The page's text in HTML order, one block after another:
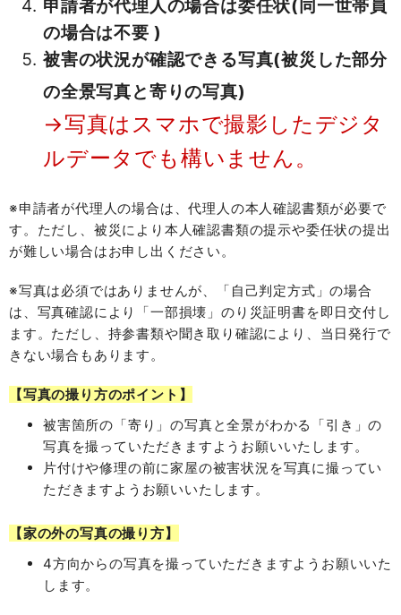
申請者が代理人の場合は委任状(同一世帯員
の場合は不要 )
被害の状況が確認できる写真(被災した部分
の全景写真と寄りの写真)
→写真はスマホで撮影したデジタ
ルデータでも構いません。
※申請者が代理人の場合は、代理人の本人確認書類が必要で
す。ただし、被災により本人確認書類の提示や委任状の提出
が難しい場合はお申し出ください。
※写真は必須ではありませんが、「自己判定方式」の場合
は、写真確認により「一部損壊」のり災証明書を即日交付し
ます。ただし、持参書類や聞き取り確認により、当日発行で
きない場合もあります。
【写真の撮り方のポイント】
被害箇所の「寄り」の写真と全景がわかる「引き」の
写真を撮っていただきますようお願いいたします。
片付けや修理の前に家屋の被害状況を写真に撮ってい
ただきますようお願いいたします。
【家の外の写真の撮り方】
4方向からの写真を撮っていただきますようお願いいた
します。